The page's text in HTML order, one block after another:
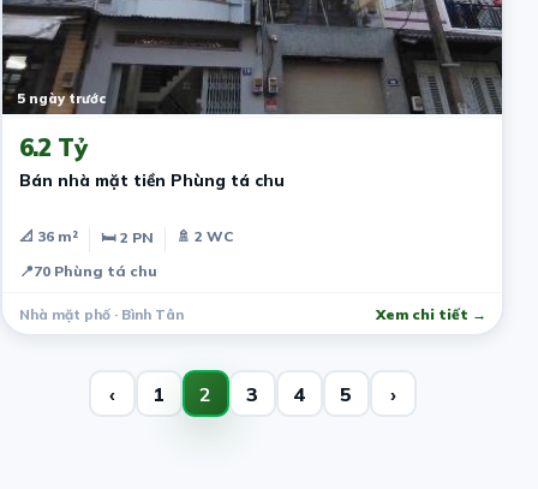
5 ngày trước
6.2 Tỷ
Bán nhà mặt tiền Phùng tá chu
📐 36 m² 🛏 2 PN
🚿 2 WC
📍70 Phùng tá chu
Nhà mặt phố · Bình Tân Xem chi tiết →
‹ 1 2 3 4 5 ›